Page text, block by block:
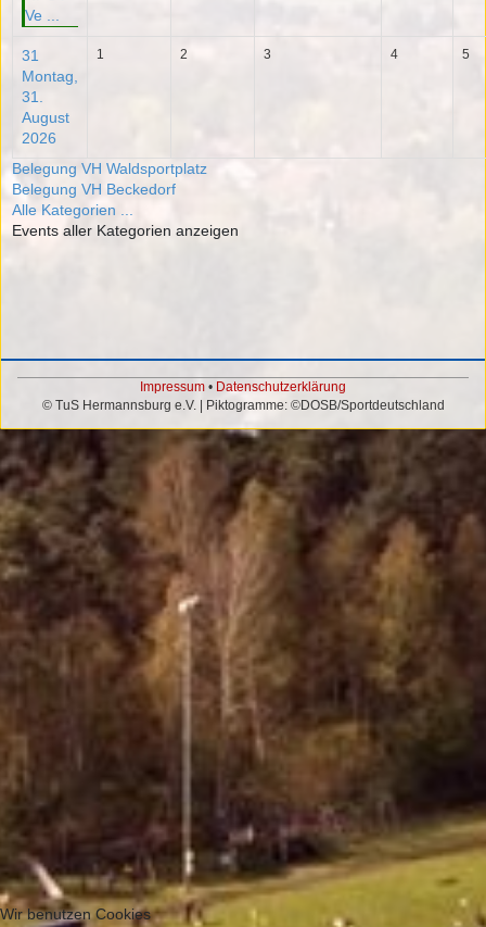
Ve ...
31
Montag,
31.
August
2026
1 2 3 4 5
Belegung VH Waldsportplatz
Belegung VH Beckedorf
Alle Kategorien ...
Events aller Kategorien anzeigen
Impressum • Datenschutzerklärung
© TuS Hermannsburg e.V. | Piktogramme: ©DOSB/Sportdeutschland
Wir benutzen Cookies